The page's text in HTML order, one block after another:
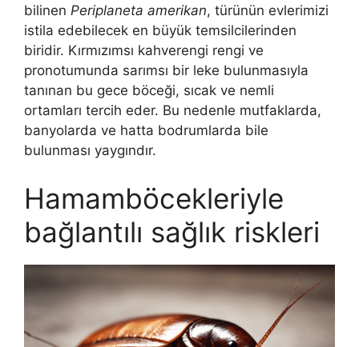
bilinen Periplaneta amerikan, türünün evlerimizi
istila edebilecek en büyük temsilcilerinden
biridir. Kırmızımsı kahverengi rengi ve
pronotumunda sarımsı bir leke bulunmasıyla
tanınan bu gece böceği, sıcak ve nemli
ortamları tercih eder. Bu nedenle mutfaklarda,
banyolarda ve hatta bodrumlarda bile
bulunması yaygındır.
Hamamböcekleriyle
bağlantılı sağlık riskleri